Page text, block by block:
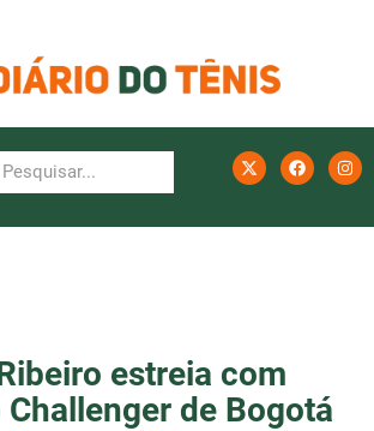
estreia com
de Bogotá